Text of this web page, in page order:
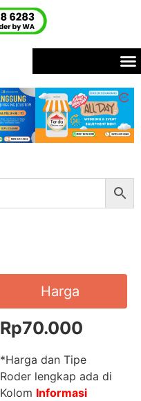
Harga
Rp70.000
*Harga dan Tipe
Roder lengkap ada di
Kolom Informasi